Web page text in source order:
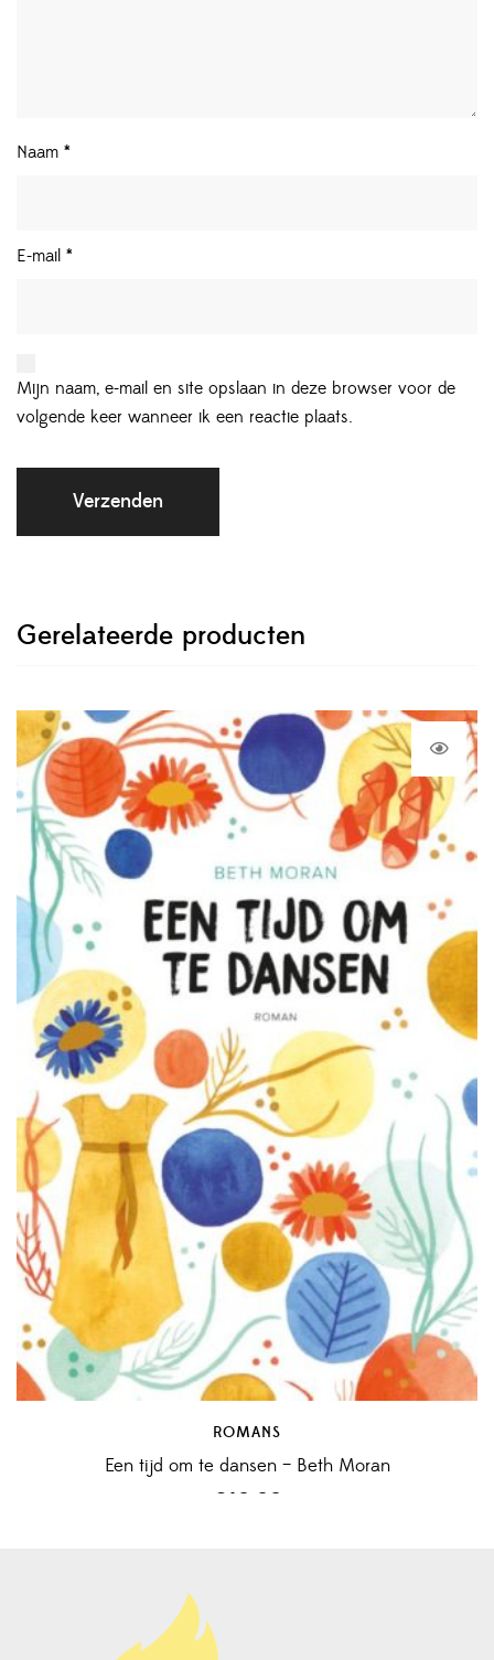
Naam *
E-mail *
Mijn naam, e-mail en site opslaan in deze browser voor de
volgende keer wanneer ik een reactie plaats.
Gerelateerde producten
ROMANS
Een tijd om te dansen – Beth Moran
€ 10,00